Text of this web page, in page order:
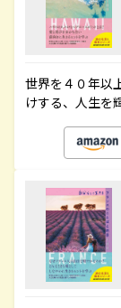
世界を４０年以
けする、人生を